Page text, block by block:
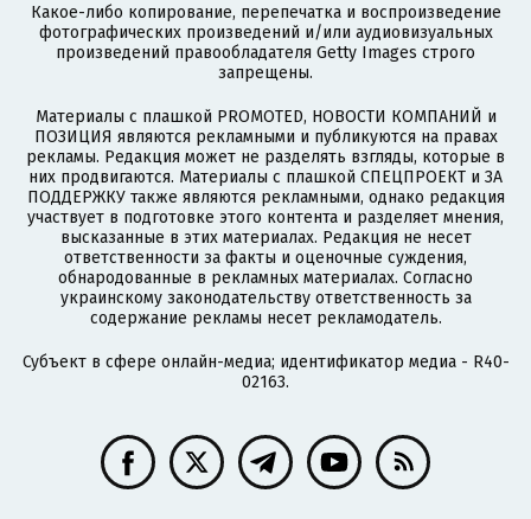
Какое-либо копирование, перепечатка и воспроизведение
фотографических произведений и/или аудиовизуальных
произведений правообладателя Getty Images строго
запрещены.
Материалы с плашкой PROMOTED, НОВОСТИ КОМПАНИЙ и
ПОЗИЦИЯ являются рекламными и публикуются на правах
рекламы. Редакция может не разделять взгляды, которые в
них продвигаются. Материалы с плашкой СПЕЦПРОЕКТ и ЗА
ПОДДЕРЖКУ также являются рекламными, однако редакция
участвует в подготовке этого контента и разделяет мнения,
высказанные в этих материалах. Редакция не несет
ответственности за факты и оценочные суждения,
обнародованные в рекламных материалах. Согласно
украинскому законодательству ответственность за
содержание рекламы несет рекламодатель.
Субъект в сфере онлайн-медиа; идентификатор медиа - R40-
02163.